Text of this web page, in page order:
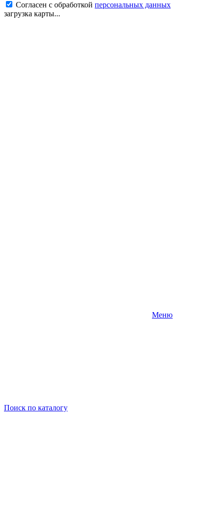
Согласен с обработкой персональных данных
загрузка карты...
Меню
Поиск по каталогу